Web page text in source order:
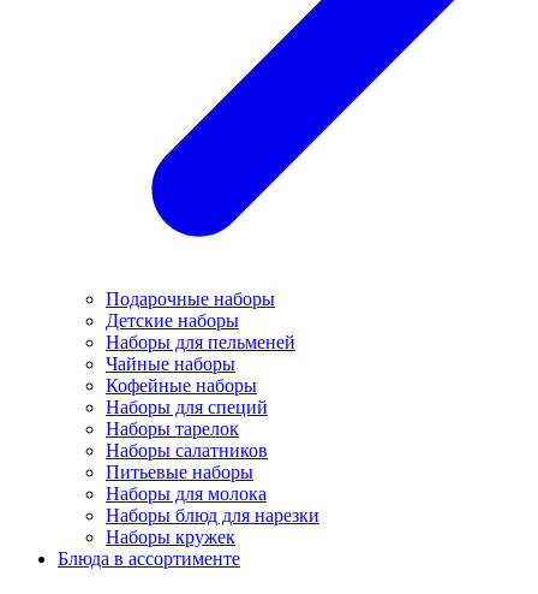
Подарочные наборы
Детские наборы
Наборы для пельменей
Чайные наборы
Кофейные наборы
Наборы для специй
Наборы тарелок
Наборы салатников
Питьевые наборы
Наборы для молока
Наборы блюд для нарезки
Наборы кружек
Блюда в ассортименте